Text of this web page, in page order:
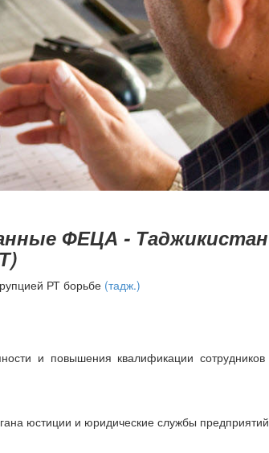
ФЕЦА -
РТ борьбе (тадж.)
и повышения квалификации сотрудников
юстиции и юридические службы